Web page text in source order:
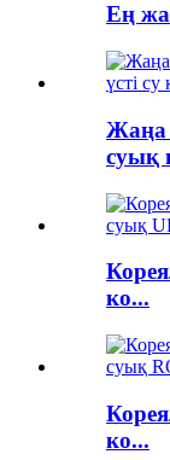
Ең
Жаңа
суық
ко...
ко...